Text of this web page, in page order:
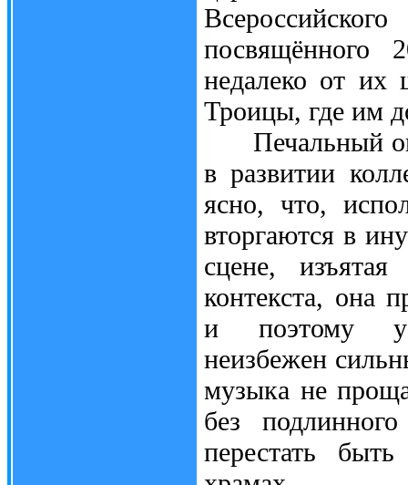
посвящённого
недалеко от их
Троицы, где им
Печальный
в развитии
ясно, что,
вторгаются в
сцене, изъятая
контекста, она
и поэтому у
неизбежен
музыка не
без
перестать